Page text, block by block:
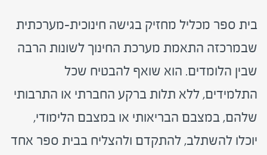
בית ספר מכליל מחזיק בגישה חינוכית-מערכתית
שבמרכזה התאמת מערכת החינוך לשונות הרבה
שבין הלומדים. הוא שואף להבטיח שכל
התלמידים, ללא תלות ברקע החברתי או התרבותי
שלהם, במצבם הבריאותי או במצבם הלימודי,
יוכלו להשתלב, להתקדם ולהצליח בבית ספר אחד